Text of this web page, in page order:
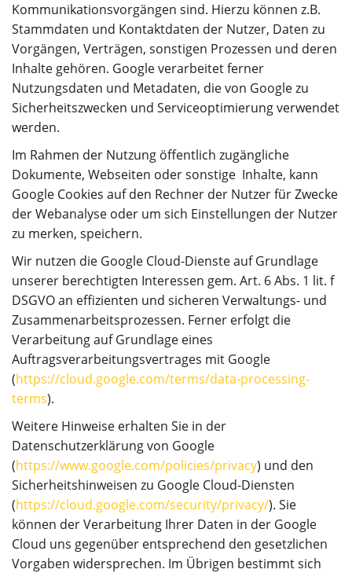
Kommunikationsvorgängen sind. Hierzu können z.B.
Stammdaten und Kontaktdaten der Nutzer, Daten zu
Vorgängen, Verträgen, sonstigen Prozessen und deren
Inhalte gehören. Google verarbeitet ferner
Nutzungsdaten und Metadaten, die von Google zu
Sicherheitszwecken und Serviceoptimierung verwendet
werden.
Im Rahmen der Nutzung öffentlich zugängliche
Dokumente, Webseiten oder sonstige Inhalte, kann
Google Cookies auf den Rechner der Nutzer für Zwecke
der Webanalyse oder um sich Einstellungen der Nutzer
zu merken, speichern.
Wir nutzen die Google Cloud-Dienste auf Grundlage
unserer berechtigten Interessen gem. Art. 6 Abs. 1 lit. f
DSGVO an effizienten und sicheren Verwaltungs- und
Zusammenarbeitsprozessen. Ferner erfolgt die
Verarbeitung auf Grundlage eines
Auftragsverarbeitungsvertrages mit Google
(https://cloud.google.com/terms/data-processing-
terms).
Weitere Hinweise erhalten Sie in der
Datenschutzerklärung von Google
(https://www.google.com/policies/privacy) und den
Sicherheitshinweisen zu Google Cloud-Diensten
(https://cloud.google.com/security/privacy/). Sie
können der Verarbeitung Ihrer Daten in der Google
Cloud uns gegenüber entsprechend den gesetzlichen
Vorgaben widersprechen. Im Übrigen bestimmt sich